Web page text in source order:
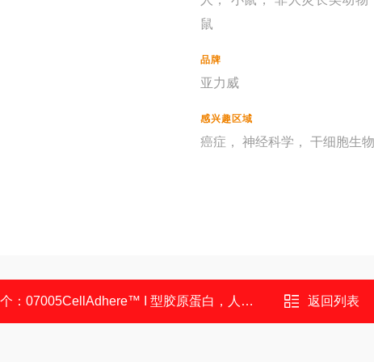
鼠
品牌
亚力威
感兴趣区域
癌症， 神经科学， 干细胞生
个：07005CellAdhere™ I 型胶原蛋白，人，冻干 返回列表